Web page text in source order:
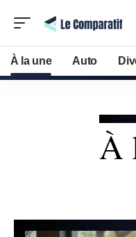
À la une Auto
À